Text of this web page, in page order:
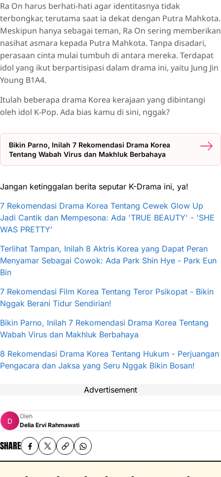
Ra On harus berhati-hati agar identitasnya tidak
terbongkar, terutama saat ia dekat dengan Putra Mahkota.
Meskipun hanya sebagai teman, Ra On sering memberikan
nasihat asmara kepada Putra Mahkota. Tanpa disadari,
perasaan cinta mulai tumbuh di antara mereka. Terdapat
idol yang ikut berpartisipasi dalam drama ini, yaitu Jung Jin
Young B1A4.
Itulah beberapa drama Korea kerajaan yang dibintangi
oleh idol K-Pop. Ada bias kamu di sini, nggak?
Bikin Parno, Inilah 7 Rekomendasi Drama Korea
Tentang Wabah Virus dan Makhluk Berbahaya
Jangan ketinggalan berita seputar K-Drama ini, ya!
7 Rekomendasi Drama Korea Tentang Cewek Glow Up
Jadi Cantik dan Mempesona: Ada 'TRUE BEAUTY' - 'SHE
WAS PRETTY’
Terlihat Tampan, Inilah 8 Aktris Korea yang Dapat Peran
Menyamar Sebagai Cowok: Ada Park Shin Hye - Park Eun
Bin
7 Rekomendasi Film Korea Tentang Teror Psikopat - Bikin
Nggak Berani Tidur Sendirian!
Bikin Parno, Inilah 7 Rekomendasi Drama Korea Tentang
Wabah Virus dan Makhluk Berbahaya
8 Rekomendasi Drama Korea Tentang Hukum - Perjuangan
Pengacara dan Jaksa yang Seru Nggak Bikin Bosan!
Advertisement
Oleh
Delia Ervi Rahmawati
SHARE